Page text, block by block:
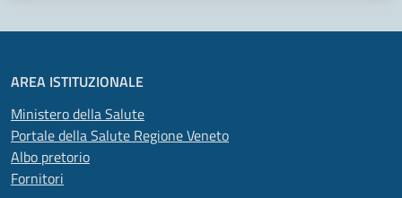
AREA ISTITUZIONALE
Ministero della Salute
Portale della Salute Regione Veneto
Albo pretorio
Fornitori